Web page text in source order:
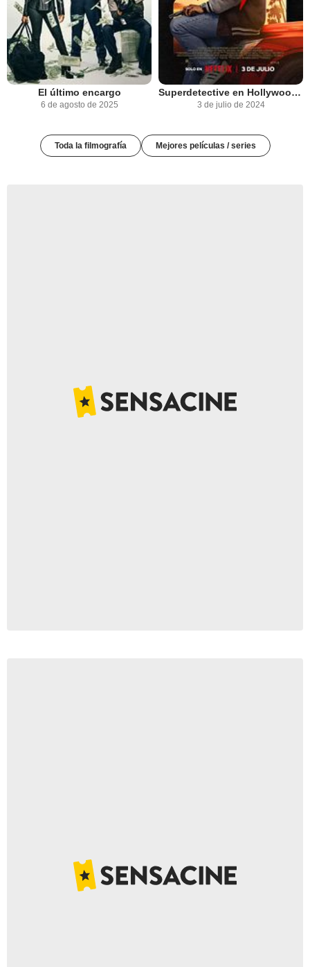
El último encargo
6 de agosto de 2025
Superdetective en Hollywood: Axel F.
3 de julio de 2024
Toda la filmografía Mejores películas / series